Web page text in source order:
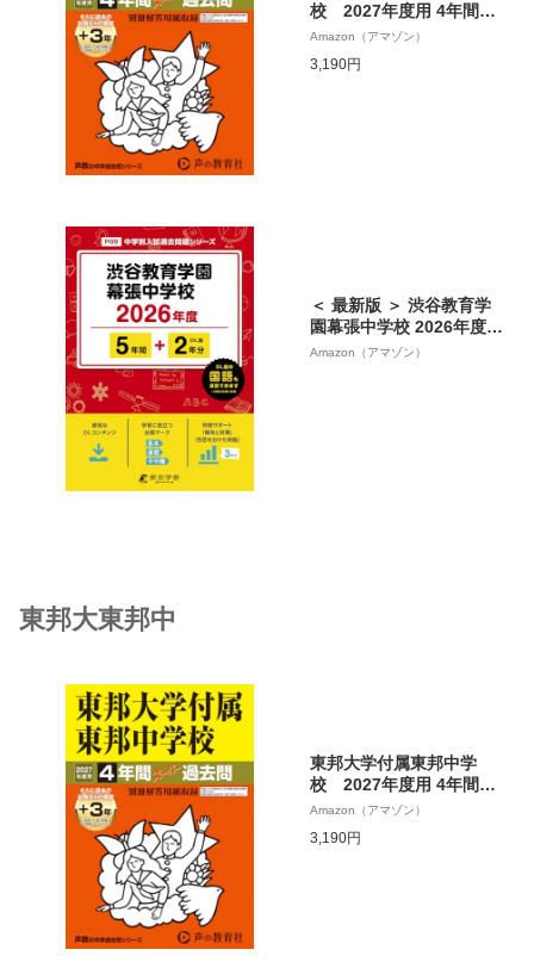
校 2027年度用 4年間
（＋3年間ＨＰ掲載）スー
パー過去問（声教の中学
過去問シリーズ 354）
Amazon（アマゾン）
3,190円
＜ 最新版 ＞ 渋谷教育学
園幕張中学校 2026年度版
【 過去問 5+2年分 】 渋
Amazon（アマゾン）
東邦大東邦中
東邦大学付属東邦中学
校 2027年度用 4年間
（＋3年間ＨＰ掲載）スー
パー過去問（声教の中学
過去問シリーズ 351）
Amazon（アマゾン）
3,190円